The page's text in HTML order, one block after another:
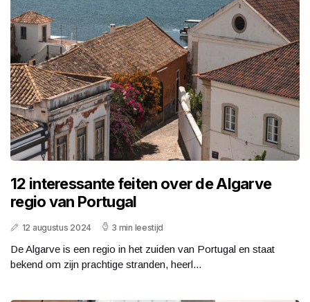
12 interessante feiten over de Algarve
regio van Portugal
12 augustus 2024 3 min leestijd
De Algarve is een regio in het zuiden van Portugal en staat
bekend om zijn prachtige stranden, heerl...